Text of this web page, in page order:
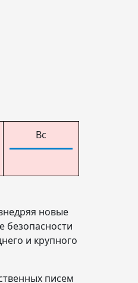
Вс
новые
безопасности
и крупного
писем